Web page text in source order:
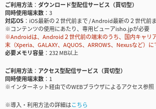
ご利用方法
ダウンロード型配信サービス（買切型）
同時使用端末数
3
対応OS
iOS最新の２世代前まで / Android最新の２世代前
※コンテンツの使用にあたり、専用ビューアisho.jpが必要
※Androidは、Android２世代前の端末のうち、国内キャリ
末（Xperia、GALAXY、AQUOS、ARROWS、Nexusなど）
必要メモリ容量
232 MB以上
ご利用方法
アクセス型配信サービス（買切型）
同時使用端末数
1
※インターネット経由でのWEBブラウザによるアクセス参照
※導入・利用方法の詳細はこちら